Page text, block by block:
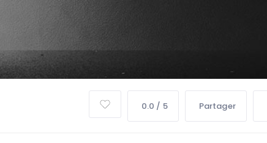
0.0 / 5 Partager